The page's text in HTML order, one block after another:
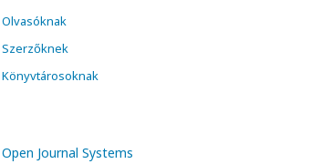
Olvasóknak
Szerzőknek
Könyvtárosoknak
Open Journal Systems